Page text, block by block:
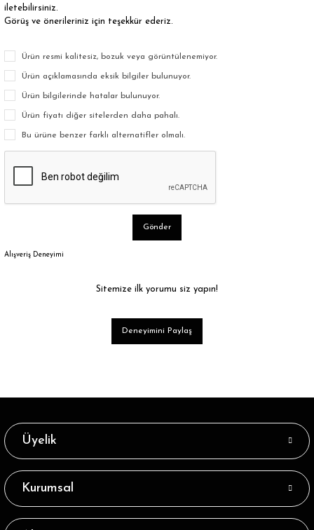
iletebilirsiniz.
Görüş ve önerileriniz için teşekkür ederiz.
Ürün resmi kalitesiz, bozuk veya görüntülenemiyor.
Ürün açıklamasında eksik bilgiler bulunuyor.
Ürün bilgilerinde hatalar bulunuyor.
Ürün fiyatı diğer sitelerden daha pahalı.
Bu ürüne benzer farklı alternatifler olmalı.
Gönder
Alışveriş Deneyimi
Sitemize ilk yorumu siz yapın!
Deneyimini Paylaş
Üyelik
Kurumsal